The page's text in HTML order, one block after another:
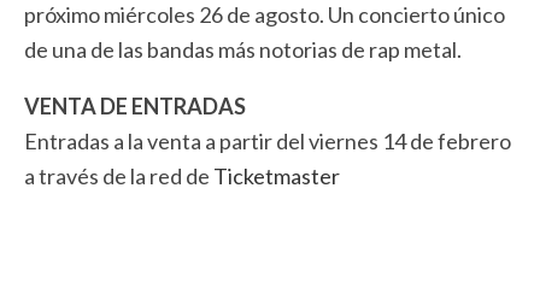
próximo miércoles 26 de agosto. Un concierto único
de una de las bandas más notorias de rap metal.
VENTA DE ENTRADAS
Entradas a la venta a partir del viernes 14 de febrero
a través de la red de Ticketmaster